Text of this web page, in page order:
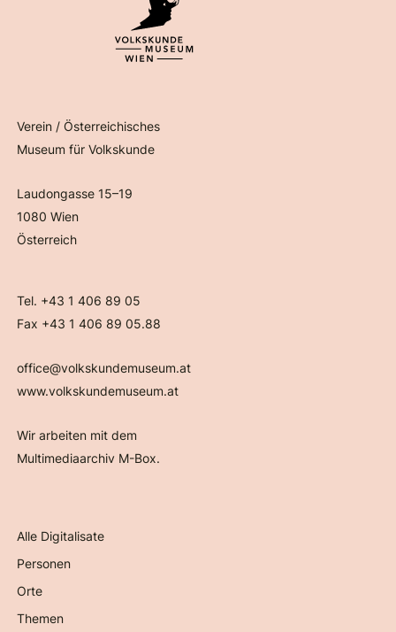
Verein / Österreichisches
Museum für Volkskunde
Laudongasse 15–19
1080 Wien
Österreich
Tel. +43 1 406 89 05
Fax +43 1 406 89 05.88
office@volkskundemuseum.at
www.volkskundemuseum.at
Wir arbeiten mit dem
Multimediaarchiv M-Box.
Alle Digitalisate
Personen
Orte
Themen